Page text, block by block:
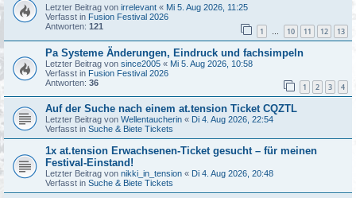
Letzter Beitrag von irrelevant « Mi 5. Aug 2026, 11:25
Verfasst in Fusion Festival 2026
Antworten: 121 1 … 10 11 12 13
Pa Systeme Änderungen, Eindruck und fachsimpeln
Letzter Beitrag von since2005 « Mi 5. Aug 2026, 10:58
Verfasst in Fusion Festival 2026
Antworten: 36 1 2 3 4
Auf der Suche nach einem at.tension Ticket CQZTL
Letzter Beitrag von Wellentaucherin « Di 4. Aug 2026, 22:54
Verfasst in Suche & Biete Tickets
1x at.tension Erwachsenen-Ticket gesucht – für meinen
Festival-Einstand!
Letzter Beitrag von nikki_in_tension « Di 4. Aug 2026, 20:48
Verfasst in Suche & Biete Tickets